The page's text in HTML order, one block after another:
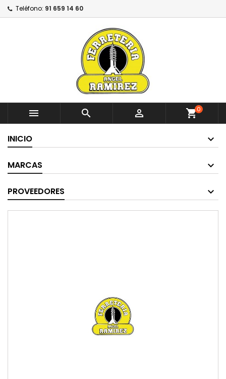
Teléfono: 91 659 14 60
   shopping_cart0
INICIO
MARCAS
PROVEEDORES